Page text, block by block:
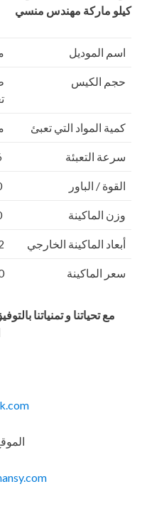
كيلو ماركة مهندس منسي
اسم الموديل
حجم الكيس
كمية المواد التي تعبئ من
سرعة التعبئة
القوة / الباور 220فولت و يمكن ضبط الفولت حسب الكهرباء المتاحه 2.5 كيلو وات
وزن الماكينة 380كيلو جرام و يمكن فك الماكينة و تركيبها في اي مكان
أبعاد الماكينة الخارجي 112 ×
سعر الماكينة
مع تحياتنا و تمنياتنا